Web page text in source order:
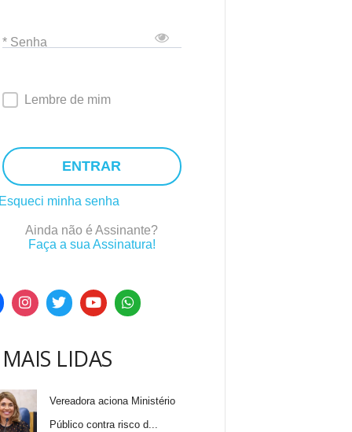
* Senha
Lembre de mim
ENTRAR
minha senha
Ainda não é Assinante?
Faça a sua Assinatura!
LIDAS
Vereadora aciona Ministério
Público contra risco d...